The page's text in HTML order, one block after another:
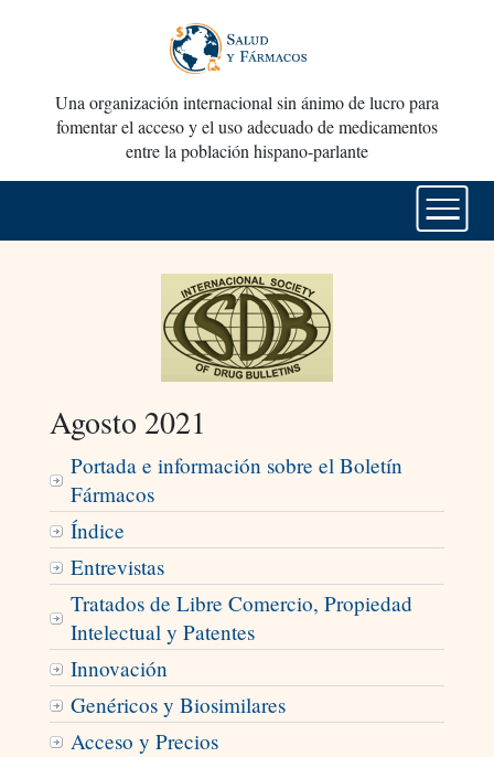
Una organización internacional sin ánimo de lucro para
fomentar el acceso y el uso adecuado de medicamentos
entre la población hispano-parlante
Agosto 2021
Portada e información sobre el Boletín
Fármacos
Índice
Entrevistas
Tratados de Libre Comercio, Propiedad
Intelectual y Patentes
Innovación
Genéricos y Biosimilares
Acceso y Precios